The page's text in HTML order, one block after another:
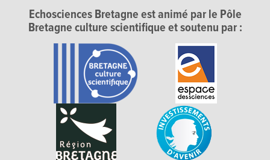
Echosciences Bretagne est animé par le Pôle
Bretagne culture scientifique et soutenu par :